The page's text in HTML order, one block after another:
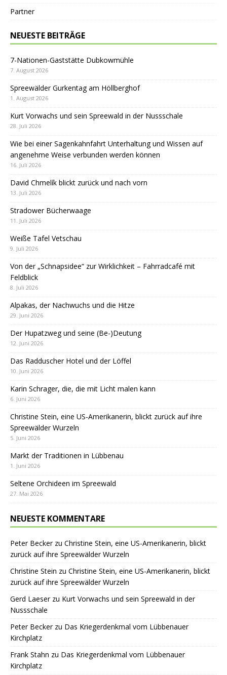
Partner
NEUESTE BEITRÄGE
7-Nationen-Gaststätte Dubkowmühle
7. August 2026
Spreewälder Gurkentag am Höllberghof
1. August 2026
Kurt Vorwachs und sein Spreewald in der Nussschale
28. Juli 2026
Wie bei einer Sagenkahnfahrt Unterhaltung und Wissen auf
angenehme Weise verbunden werden können
16. Juli 2026
David Chmelík blickt zurück und nach vorn
13. Juli 2026
Stradower Bücherwaage
11. Juli 2026
Weiße Tafel Vetschau
9. Juli 2026
Von der „Schnapsidee“ zur Wirklichkeit – Fahrradcafé mit
Feldblick
8. Juli 2026
Alpakas, der Nachwuchs und die Hitze
29. Juni 2026
Der Hupatzweg und seine (Be-)Deutung
12. Juni 2026
Das Radduscher Hotel und der Löffel
10. Juni 2026
Karin Schrager, die, die mit Licht malen kann
6. Juni 2026
Christine Stein, eine US-Amerikanerin, blickt zurück auf ihre
Spreewälder Wurzeln
5. Juni 2026
Markt der Traditionen in Lübbenau
1. Juni 2026
Seltene Orchideen im Spreewald
27. Mai 2026
NEUESTE KOMMENTARE
Peter Beckerzu Christine Stein, eine US-Amerikanerin, blickt
zurück auf ihre Spreewälder Wurzeln
Christine Stein zu Christine Stein, eine US-Amerikanerin, blickt
zurück auf ihre Spreewälder Wurzeln
Gerd Laeserzu Kurt Vorwachs und sein Spreewald in der
Nussschale
Peter Beckerzu Das Kriegerdenkmal vom Lübbenauer
Kirchplatz
Frank Stahn zu Das Kriegerdenkmal vom Lübbenauer
Kirchplatz